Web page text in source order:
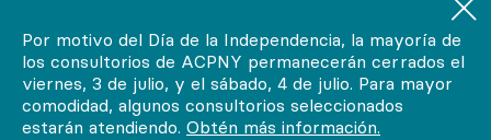
Por motivo del Día de la Independencia, la mayoría de
los consultorios de ACPNY permanecerán cerrados el
viernes, 3 de julio, y el sábado, 4 de julio. Para mayor
comodidad, algunos consultorios seleccionados
estarán atendiendo. Obtén más información.
©2026
AdvantageCare Physicians. Todos los derechos reservados.